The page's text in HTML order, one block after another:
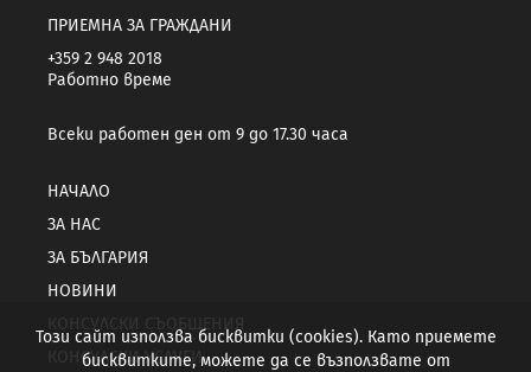
ПРИЕМНА ЗА ГРАЖДАНИ
+359 2 948 2018
Работно време
Всеки работен ден от 9 до 17.30 часа
НАЧАЛО
ЗА НАС
ЗА БЪЛГАРИЯ
НОВИНИ
КОНСУЛСКИ СЪОБЩЕНИЯ
КОНСУЛСКИ УСЛУГИ
Този сайт използва бисквитки (cookies). Като приемете
бисквитките, можете да се възползвате от